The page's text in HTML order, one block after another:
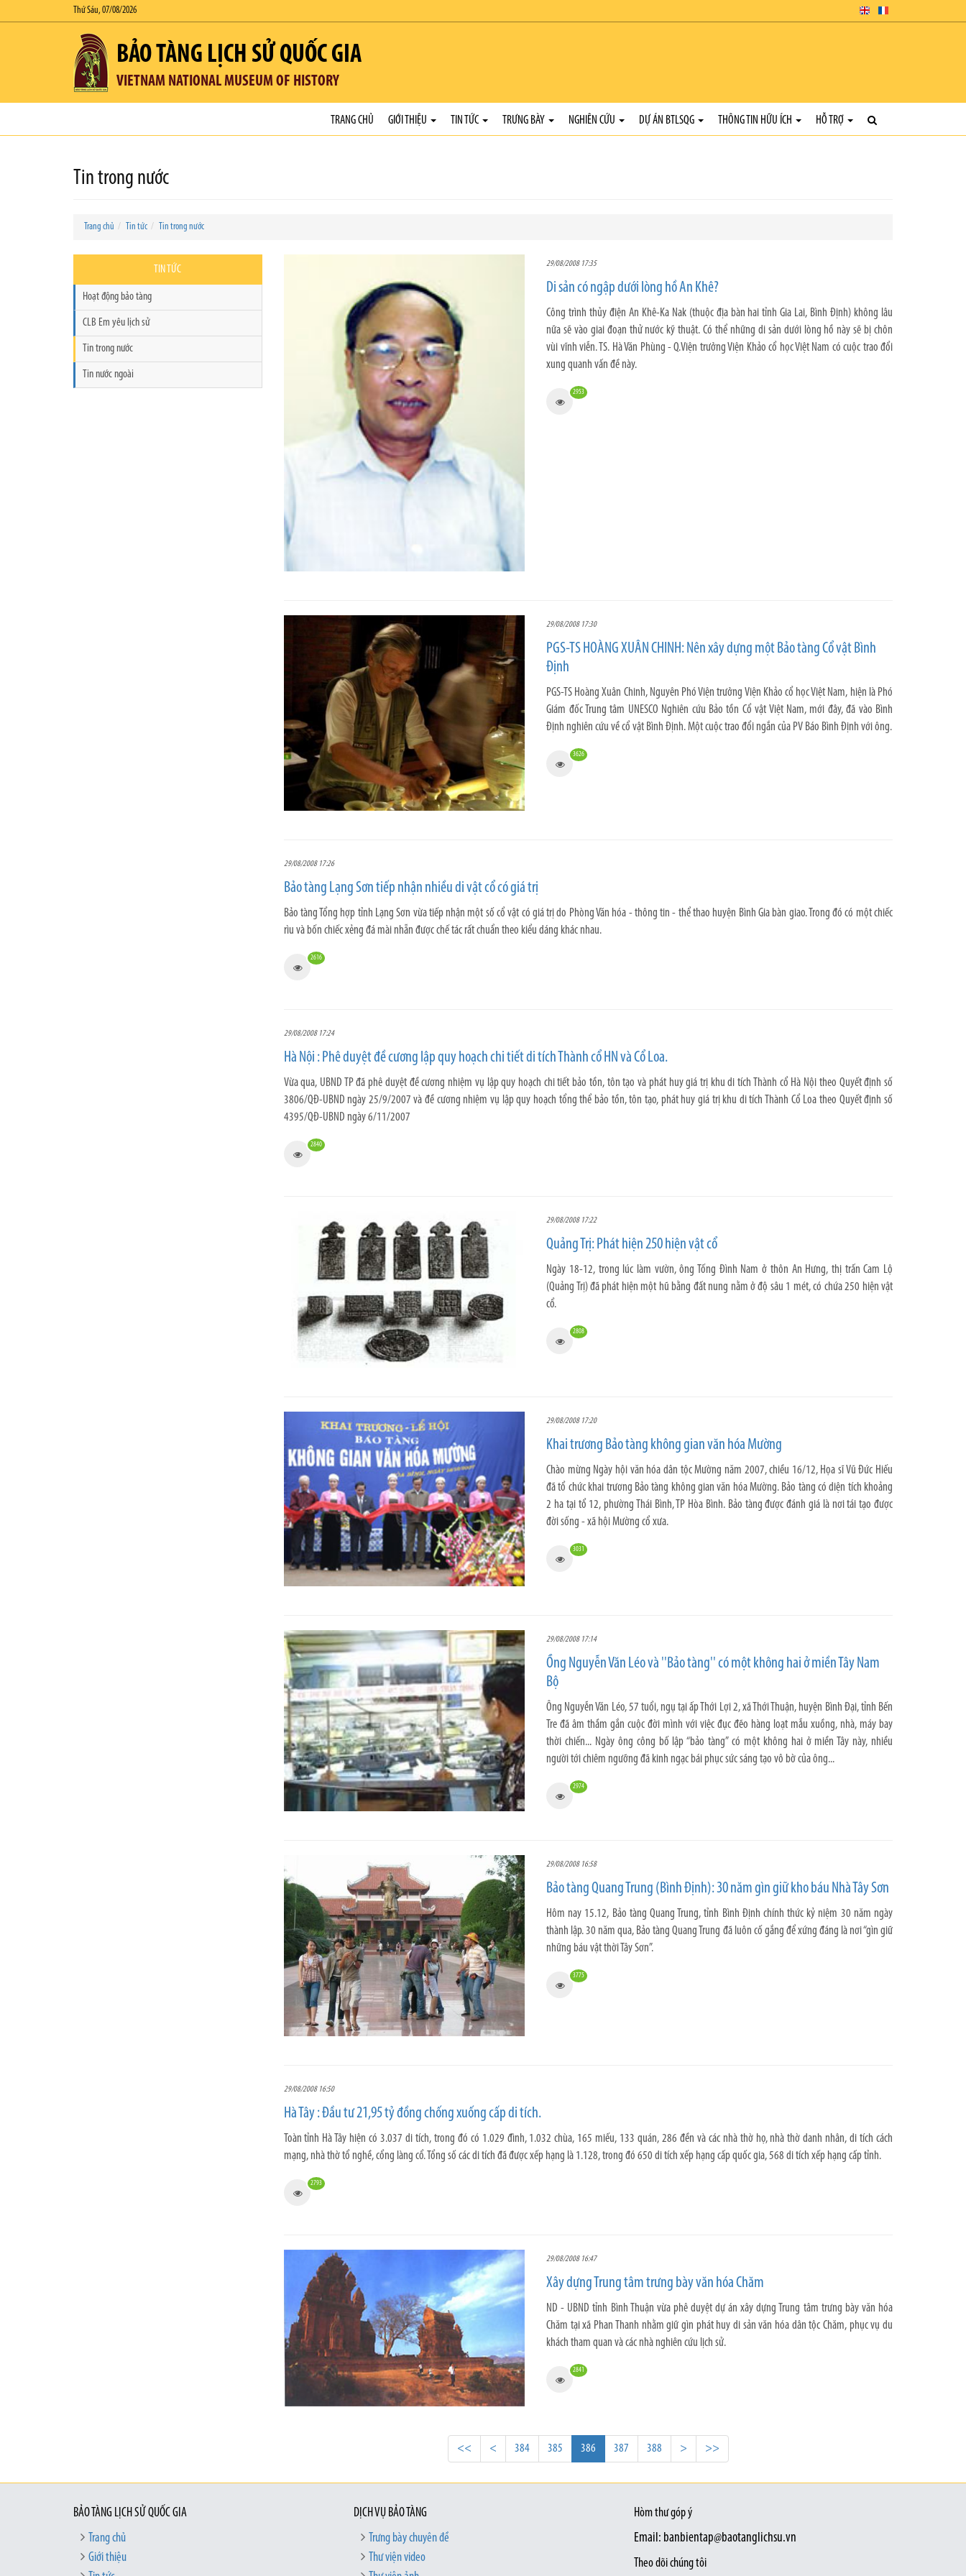
Thứ Sáu, 07/08/2026
BẢO TÀNG LỊCH SỬ QUỐC GIA
VIETNAM NATIONAL MUSEUM OF HISTORY
TRANG CHỦ GIỚI THIỆU TIN TỨC TRƯNG BÀY NGHIÊN CỨU DỰ ÁN BTLSQG THÔNG TIN HỮU ÍCH HỖ TRỢ
Tin trong nước
Trang chủ Tin tức Tin trong nước
TIN TỨC
Hoạt động bảo tàng
CLB Em yêu lịch sử
Tin trong nước
Tin nước ngoài
29/08/2008 17:35
Di sản có ngập dưới lòng hồ An Khê?
Công trình thủy điện An Khê-Ka Nak (thuộc địa bàn hai tỉnh Gia Lai, Bình Định) không lâu
nữa sẽ vào giai đoạn thử nước kỹ thuật. Có thể những di sản dưới lòng hồ này sẽ bị chôn
vùi vĩnh viễn. TS. Hà Văn Phùng - Q.Viện trưởng Viện Khảo cổ học Việt Nam có cuộc trao đổi
xung quanh vấn đề này.
2953
29/08/2008 17:30
PGS-TS HOÀNG XUÂN CHINH: Nên xây dựng một Bảo tàng Cổ vật Bình
Định
PGS-TS Hoàng Xuân Chinh, Nguyên Phó Viện trưởng Viện Khảo cổ học Việt Nam, hiện là Phó
Giám đốc Trung tâm UNESCO Nghiên cứu Bảo tồn Cổ vật Việt Nam, mới đây, đã vào Bình
Định nghiên cứu về cổ vật Bình Định. Một cuộc trao đổi ngắn của PV Báo Bình Định với ông.
3626
29/08/2008 17:26
Bảo tàng Lạng Sơn tiếp nhận nhiều di vật cổ có giá trị
Bảo tàng Tổng hợp tỉnh Lạng Sơn vừa tiếp nhận một số cổ vật có giá trị do Phòng Văn hóa - thông tin - thể thao huyện Bình Gia bàn giao. Trong đó có một chiếc
rìu và bốn chiếc xẻng đá mài nhẵn được chế tác rất chuẩn theo kiểu dáng khác nhau.
2616
29/08/2008 17:24
Hà Nội : Phê duyệt đề cương lập quy hoạch chi tiết di tích Thành cổ HN và Cổ Loa.
Vừa qua, UBND TP đã phê duyệt đề cương nhiệm vụ lập quy hoạch chi tiết bảo tồn, tôn tạo và phát huy giá trị khu di tích Thành cổ Hà Nội theo Quyết định số
3806/QĐ-UBND ngày 25/9/2007 và đề cương nhiệm vụ lập quy hoạch tổng thể bảo tồn, tôn tạo, phát huy giá trị khu di tích Thành Cổ Loa theo Quyết định số
4395/QĐ-UBND ngày 6/11/2007
2840
29/08/2008 17:22
Quảng Trị: Phát hiện 250 hiện vật cổ
Ngày 18-12, trong lúc làm vườn, ông Tống Đình Nam ở thôn An Hưng, thị trấn Cam Lộ
(Quảng Trị) đã phát hiện một hũ bằng đất nung nằm ở độ sâu 1 mét, có chứa 250 hiện vật
cổ.
2808
29/08/2008 17:20
Khai trương Bảo tàng không gian văn hóa Mường
Chào mừng Ngày hội văn hóa dân tộc Mường năm 2007, chiều 16/12, Họa sĩ Vũ Đức Hiếu
đã tổ chức khai trương Bảo tàng không gian văn hóa Mường. Bảo tàng có diện tích khoảng
2 ha tại tổ 12, phường Thái Bình, TP Hòa Bình. Bảo tàng được đánh giá là nơi tái tạo được
đời sống - xã hội Mường cổ xưa.
3031
29/08/2008 17:14
Ồng Nguyễn Văn Léo và ''Bảo tàng'' có một không hai ở miền Tây Nam
Bộ
Ông Nguyễn Văn Léo, 57 tuổi, ngụ tại ấp Thới Lợi 2, xã Thới Thuận, huyện Bình Đại, tỉnh Bến
Tre đã âm thầm gắn cuộc đời mình với việc đục đẽo hàng loạt mẫu xuồng, nhà, máy bay
thời chiến... Ngày ông công bố lập “bảo tàng” có một không hai ở miền Tây này, nhiều
người tới chiêm ngưỡng đã kinh ngạc bái phục sức sáng tạo vô bờ của ông...
2974
29/08/2008 16:58
Bảo tàng Quang Trung (Bình Định): 30 năm gìn giữ kho báu Nhà Tây Sơn
Hôm nay 15.12, Bảo tàng Quang Trung, tỉnh Bình Định chính thức kỷ niệm 30 năm ngày
thành lập. 30 năm qua, Bảo tàng Quang Trung đã luôn cố gắng để xứng đáng là nơi “gìn giữ
những báu vật thời Tây Sơn”.
3775
29/08/2008 16:50
Hà Tây : Đầu tư 21,95 tỷ đồng chống xuống cấp di tích.
Toàn tỉnh Hà Tây hiện có 3.037 di tích, trong đó có 1.029 đình, 1.032 chùa, 165 miếu, 133 quán, 286 đền và các nhà thờ họ, nhà thờ danh nhân, di tích cách
mạng, nhà thờ tổ nghề, cổng làng cổ. Tổng số các di tích đã được xếp hạng là 1.128, trong đó 650 di tích xếp hạng cấp quốc gia, 568 di tích xếp hạng cấp tỉnh.
2793
29/08/2008 16:47
Xây dựng Trung tâm trưng bày văn hóa Chăm
ND - UBND tỉnh Bình Thuận vừa phê duyệt dự án xây dựng Trung tâm trưng bày văn hóa
Chăm tại xã Phan Thanh nhằm giữ gìn phát huy di sản văn hóa dân tộc Chăm, phục vụ du
khách tham quan và các nhà nghiên cứu lịch sử.
2841
<< < 384 385 386 387 388 > >>
BẢO TÀNG LỊCH SỬ QUỐC GIA
Trang chủ
Giới thiệu
DỊCH VỤ BẢO TÀNG
Trưng bày chuyên đề
Thư viện video
Hòm thư góp ý
Email: banbientap@baotanglichsu.vn
Theo dõi chúng tôi